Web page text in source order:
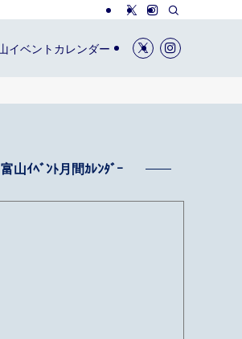
イベントカレンダー
富山ｲﾍﾞﾝﾄ月間ｶﾚﾝﾀﾞｰ